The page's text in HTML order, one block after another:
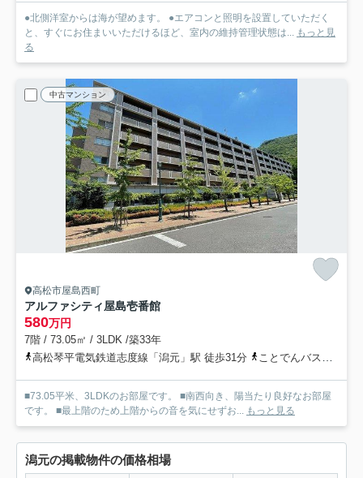
●北側洋室からは海が望めます。 ●エアコンと照明を設置していただく
と、すぐにお住まいいただけるほど、室内の維持管理状態は...
もっと見
る
中古マンション
高松市屋島西町
アルファシティ屋島壱番館
580万円
7階 / 73.05㎡ / 3LDK /築33年
高松琴平電気鉄道志度線「潟元」駅 徒歩31分
ことでんバス「浦生南（ことでんバス）」バス停下車 徒歩2分
■73.05平米、3LDKのお部屋です。 ■南西向き、陽当たり良好なお部屋
です。 ■最上階のため上階からの音を気にせずお... もっと見る
潟元の掲載物件の価格相場